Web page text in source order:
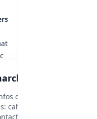
des
cahier des
etc